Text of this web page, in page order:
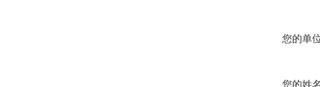
您的单
您的姓